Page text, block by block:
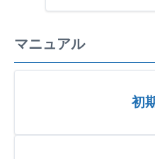
マニュアル
初